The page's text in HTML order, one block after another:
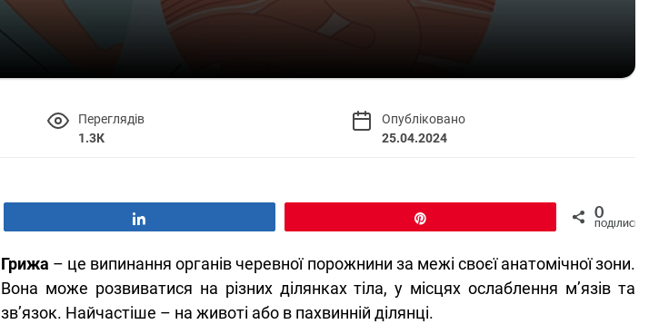
Переглядів
1.3К
Опубліковано
25.04.2024
0
ПОДІЛИСЬ
Грижа – це випинання органів черевної порожнини за межі своєї анатомічної зони.
Вона може розвиватися на різних ділянках тіла, у місцях ослаблення м’язів та
зв’язок. Найчастіше – на животі або в пахвинній ділянці.